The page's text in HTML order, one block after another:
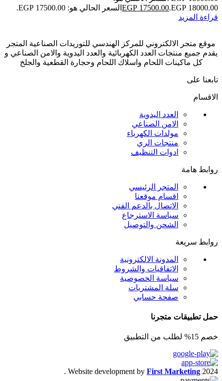
EGP 18000.00.
EGP 17500.00
السعر الحالي هو: EGP 17500.00.
قراءة المزيد
موقع متجر الالكتروني للمركز الهندسي للتوريدات الصناعية المتجر
يقدم جميع منتجات العدد الكهربائية والعدد اليدوية والامن الصناعي و
كل ماكينات اللحام واسلاك اللحام وحجارة القطعية والجلخ
تابعنا على
الاقسام
العدد اليدوية
الامن الصناعي
مولدات الكهرباء
منتجات الري
ادوات التنظيف
روابط هامة
المتجر الرئيسي
اقسام موقعنا
الاتصال بالدعم الفني
سياسة الاسترجاع
الشحن والتوصيل
روابط سريعة
المدونة الالكترونية
الاتفاقيات والشروط
سياسة الخصوصية
سلة المشتريات
صفحة حسابي
حمل تطبيقات متجرنا
خصم 15% لطلب من التطبيق
Website development by First Marketing 2024
.